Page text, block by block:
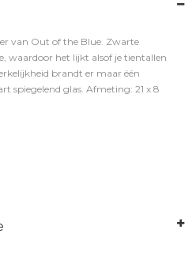
van Out of the Blue. Zwarte
waardoor het lijkt alsof je tientallen
brandt er maar één
spiegelend glas. Afmeting: 21 x 8